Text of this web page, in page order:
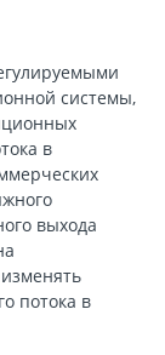
системы,
в
выхода
потока в